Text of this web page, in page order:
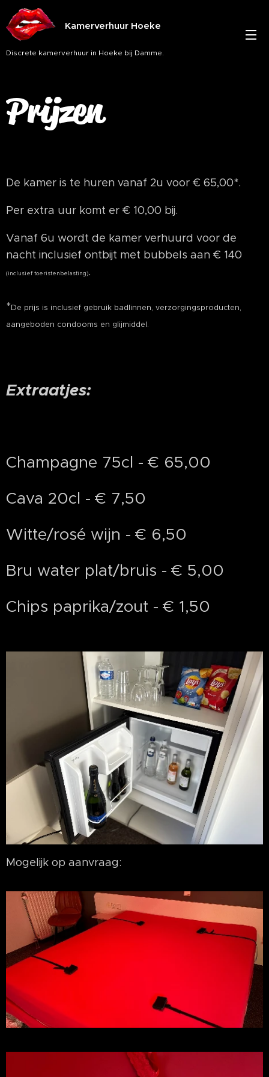
Kamerverhuur Hoeke
Discrete kamerverhuur in Hoeke bij Damme.
Prijzen
De kamer is te huren vanaf 2u voor € 65,00*.
Per extra uur komt er € 10,00 bij.
Vanaf 6u wordt de kamer verhuurd voor de
nacht inclusief ontbijt met bubbels aan € 140
(inclusief toeristenbelasting).
*De prijs is inclusief gebruik badlinnen, verzorgingsproducten,
aangeboden condooms en glijmiddel.
Extraatjes:
Champagne 75cl - € 65,00
Cava 20cl - € 7,50
Witte/rosé wijn - € 6,50
Bru water plat/bruis - € 5,00
Chips paprika/zout - € 1,50
Mogelijk op aanvraag: